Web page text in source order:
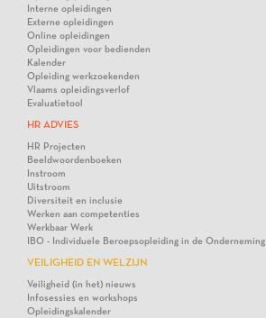
Interne opleidingen
Externe opleidingen
Online opleidingen
Opleidingen voor bedienden
Kalender
Opleiding werkzoekenden
Vlaams opleidingsverlof
Evaluatietool
HR ADVIES
HR Projecten
Beeldwoordenboeken
Instroom
Uitstroom
Diversiteit en inclusie
Werken aan competenties
Werkbaar Werk
IBO - Individuele Beroepsopleiding in de Onderneming
VEILIGHEID EN WELZIJN
Veiligheid (in het) nieuws
Infosessies en workshops
Opleidingskalender